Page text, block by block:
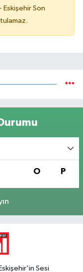
Eskişehir Son
O P
Sesi